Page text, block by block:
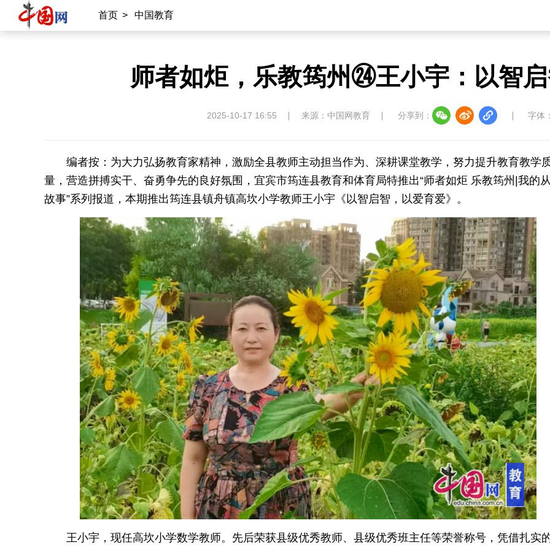
首页 > 中国教育
师者如炬，乐教筠州㉔王小宇：以智
2025-10-17 16:55 来源：中国网教育 分享到： 字体
编者按：为大力弘扬教育家精神，激励全县教师主动担当作为、深耕课堂教学，努力提升教育教学
量，营造拼搏实干、奋勇争先的良好氛围，宜宾市筠连县教育和体育局特推出“师者如炬 乐教筠州|我的
故事”系列报道，本期推出筠连县镇舟镇高坎小学教师王小宇《以智启智，以爱育爱》。
王小宇，现任高坎小学数学教师。先后荣获县级优秀教师、县级优秀班主任等荣誉称号，凭借扎实